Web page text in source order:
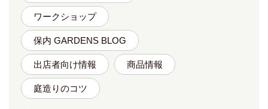
ワークショップ
保内 GARDENS BLOG
出店者向け情報 商品情報
庭造りのコツ